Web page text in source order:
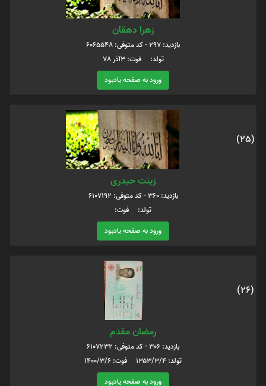
زهرا دهقان
بازدید: 297 - کد متوفی: 6065548
تولد: فوت: 3آذر 78
ورود به صفحه یادبود
(25)
زینت حیدری
بازدید: 360 - کد متوفی: 6107192
تولد: فوت:
ورود به صفحه یادبود
(26)
رمضان مقدم
بازدید: 306 - کد متوفی: 6107232
تولد: ۱۳۵۳/۳/۴ فوت: ۱۴۰۰/۳/۶
ورود به صفحه یادبود